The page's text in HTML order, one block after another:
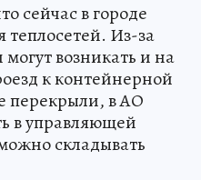
сейчас в городе
теплосетей. Из-за
возникать и на
к контейнерной
перекрыли, в АО
в управляющей
складывать